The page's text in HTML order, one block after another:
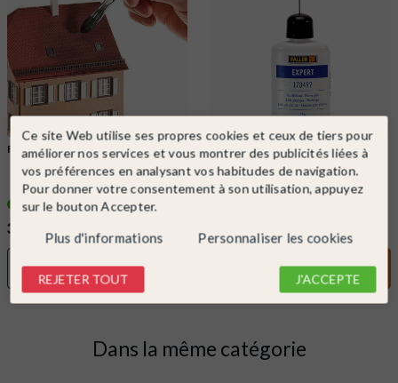
FALLER
Ref. 170695
Set à patiner-FALLER 170695
En stock !
37,99 €
DÉTAIL
FALLER
Ref. 170492
Colle pour maquette avec bec de
précision-FALLER 170492
DÉTAIL
Dans la même catégorie
Ce site Web utilise ses propres cookies et ceux de tiers pour
améliorer nos services et vous montrer des publicités liées à
vos préférences en analysant vos habitudes de navigation.
Pour donner votre consentement à son utilisation, appuyez
sur le bouton Accepter.
Plus d'informations Personnaliser les cookies
REJETER TOUT J'ACCEPTE